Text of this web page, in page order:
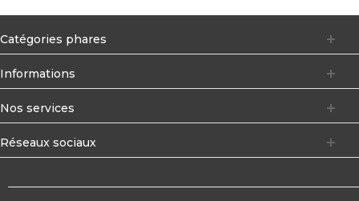
Catégories phares
Informations
Nos services
Réseaux sociaux